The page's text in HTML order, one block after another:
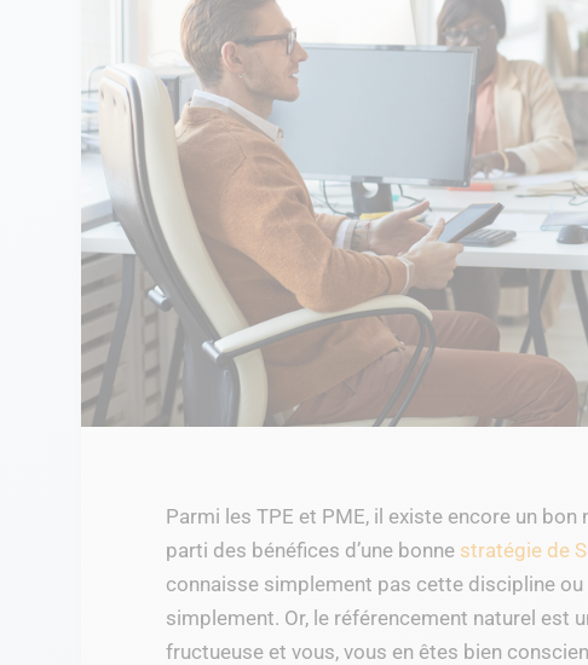
Parmi les TPE et PME, il existe encore un
parti des bénéfices d’une bonne stratégie de
connaisse simplement pas cette discipline ou
simplement. Or, le référencement naturel est
fructueuse et vous, vous en êtes bien